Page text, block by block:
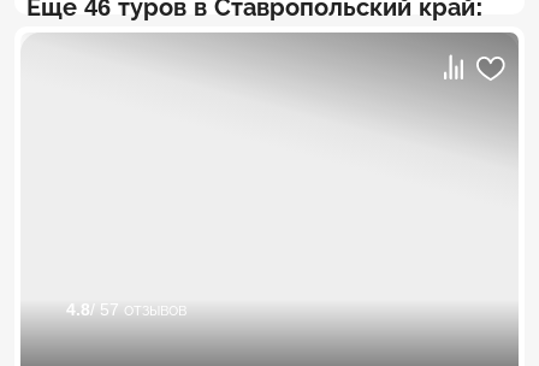
Еще 46 туров в Ставропольский край:
4.8/ 57 отзывов